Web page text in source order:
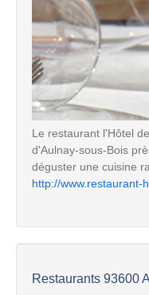
Le restaurant l'Hôtel
d'Aulnay-sous-Bois
déguster une cuisine
http://www.restaurant-
Restaurants 93600